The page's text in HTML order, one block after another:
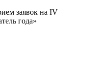
заявок на IV
года»